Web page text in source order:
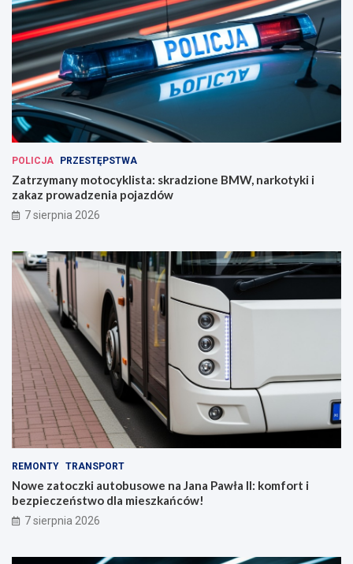
POLICJA PRZESTĘPSTWA
Zatrzymany motocyklista: skradzione BMW, narkotyki i
zakaz prowadzenia pojazdów
7 sierpnia 2026
REMONTY TRANSPORT
Nowe zatoczki autobusowe na Jana Pawła II: komfort i
bezpieczeństwo dla mieszkańców!
7 sierpnia 2026